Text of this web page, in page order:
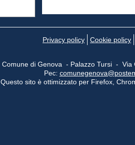
Privacy policy Cookie policy
Comune di Genova - Palazzo Tursi -
Pec:
Questo sito è ottimizzato per Firefox,